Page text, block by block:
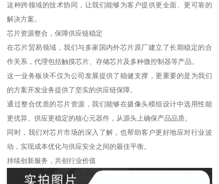
这种跨领域的技术协同，让我们能够为客户提供更全面、更可靠的
解决方案。
芯片资源整合，保障供应链稳定
在芯片贸易领域，我们与多家国内外芯片原厂建立了长期稳定的合
作关系，代理包括触摸芯片、存储芯片及多种微控制器等产品。
这一业务板块不仅为公司发展提供了稳健支撑，更重要的是为我们
的方案开发业务提供了坚实的供应链保障。
通过整合优质的芯片资源，我们能够在摄像头模组设计中选用性能
更优异、供应更稳定的核心元器件，从源头上确保产品品质。
同时，我们对芯片市场的深入了解，也帮助客户更好地应对行业波
动，实现成本优化与供应安全之间的最佳平衡。
持续创新服务，共创行业价值